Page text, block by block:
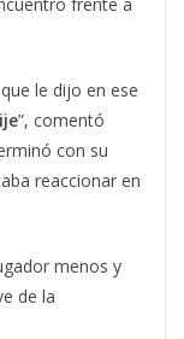
le dijo en ese
”, comentó
con su
reaccionar en
menos y
de la